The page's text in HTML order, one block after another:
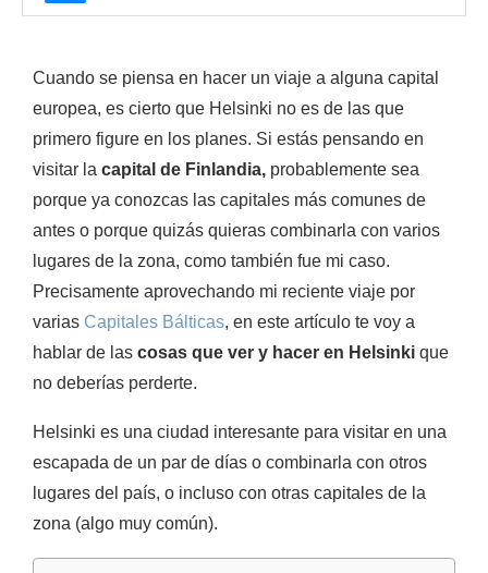
Cuando se piensa en hacer un viaje a alguna capital
europea, es cierto que Helsinki no es de las que
primero figure en los planes. Si estás pensando en
visitar la capital de Finlandia, probablemente sea
porque ya conozcas las capitales más comunes de
antes o porque quizás quieras combinarla con varios
lugares de la zona, como también fue mi caso.
Precisamente aprovechando mi reciente viaje por
varias Capitales Bálticas, en este artículo te voy a
hablar de las cosas que ver y hacer en Helsinki que
no deberías perderte.
Helsinki es una ciudad interesante para visitar en una
escapada de un par de días o combinarla con otros
lugares del país, o incluso con otras capitales de la
zona (algo muy común).